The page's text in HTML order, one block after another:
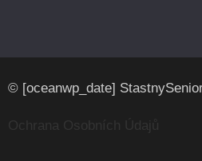
© [oceanwp_date]